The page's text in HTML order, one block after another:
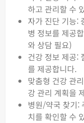
하고 관리할 수
자가 진단 기능:
병 정보를 제공
와 상담 필요)
건강 정보 제공:
를 제공합니다.
맞춤형 건강 관
강 관리 계획을
병원/약국 찾기:
치를 확인할 수